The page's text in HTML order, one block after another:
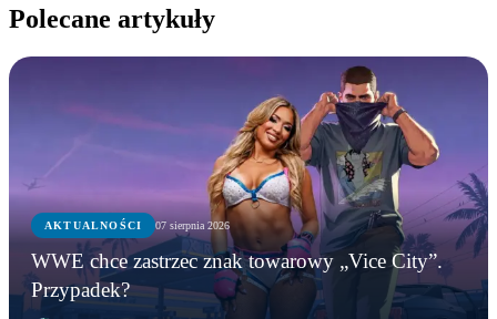
Polecane artykuły
AKTUALNOŚCI 07 sierpnia 2026
WWE chce zastrzec znak towarowy „Vice City”.
Przypadek?